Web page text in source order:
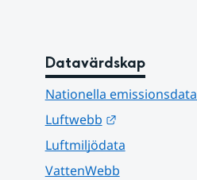
Datavärdskap
Nationella
Luftwebb
Länk till
Luftmiljödata
VattenWebb